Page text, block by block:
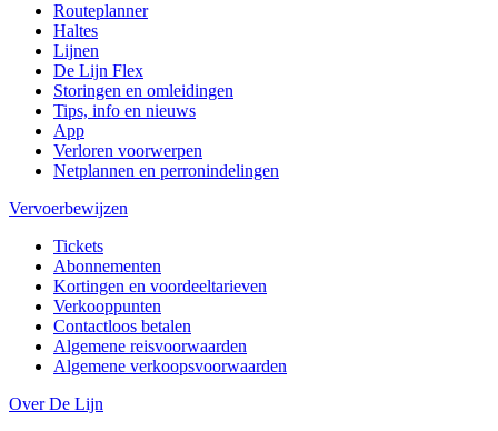
Routeplanner
Haltes
Lijnen
De Lijn Flex
Storingen en omleidingen
Tips, info en nieuws
App
Verloren voorwerpen
Netplannen en perronindelingen
Vervoerbewijzen
Tickets
Abonnementen
Kortingen en voordeeltarieven
Verkooppunten
Contactloos betalen
Algemene reisvoorwaarden
Algemene verkoopsvoorwaarden
Over De Lijn